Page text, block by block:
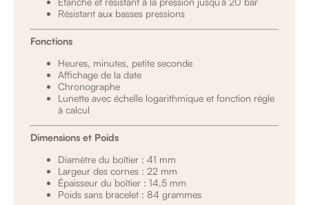
Résistant aux basses pressions
Fonctions
Heures, minutes, petite seconde
Affichage de la date
Chronographe
Lunette avec échelle logarithmique et fonction règle
à calcul
Dimensions et Poids
Diamètre du boîtier : 41 mm
Largeur des cornes : 22 mm
Épaisseur du boîtier : 14,5 mm
Poids sans bracelet : 84 grammes